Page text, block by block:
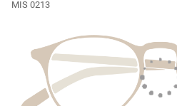
MIS 0213